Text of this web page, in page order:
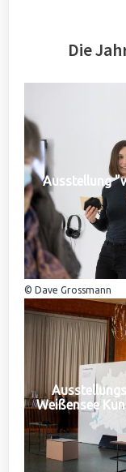
Die
Ausstellung
© Dave Grossmann
Weißensee